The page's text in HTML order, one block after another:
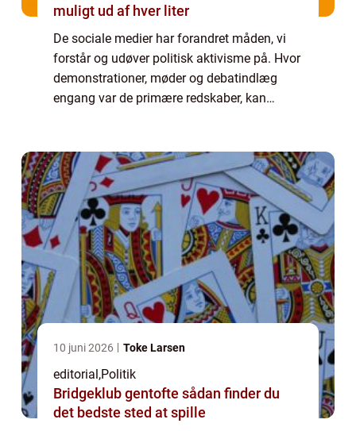
muligt ud af hver liter
De sociale medier har forandret måden, vi
forstår og udøver politisk aktivisme på. Hvor
demonstrationer, møder og debatindlæg
engang var de primære redskaber, kan
10 juni 2026 Toke Larsen
editorial,Politik
Bridgeklub gentofte sådan finder du
det bedste sted at spille